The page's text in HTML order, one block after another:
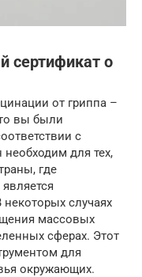
сертификат о
от гриппа –
вы были
с
для тех,
где
случаях
массовых
сферах. Этот
для
окружающих.